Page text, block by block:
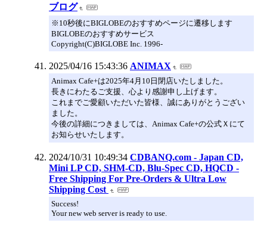
ブログ
※10秒後にBIGLOBEのおすすめページに遷移します
BIGLOBEのおすすめサービス
Copyright(C)BIGLOBE Inc. 1996-
2025/04/16 15:43:36 ANIMAX
Animax Cafe+は2025年4月10日閉店いたしました。
長きにわたるご支援、心より感謝申し上げます。
これまでご愛顧いただいた皆様、誠にありがとうござい
ました。
今後の詳細につきましては、Animax Cafe+の公式Ｘにて
お知らせいたします。
2024/10/31 10:49:34 CDBANQ.com - Japan CD,
Mini LP CD, SHM-CD, Blu-Spec CD, HQCD -
Free Shipping For Pre-Orders & Ultra Low
Shipping Cost
Success!
Your new web server is ready to use.